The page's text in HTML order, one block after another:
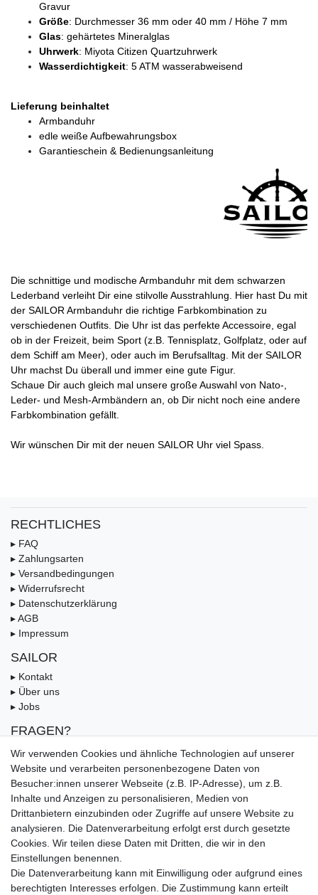
Gravur
Größe: Durchmesser 36 mm oder 40 mm / Höhe 7 mm
Glas: gehärtetes Mineralglas
Uhrwerk: Miyota Citizen Quartzuhrwerk
Wasserdichtigkeit: 5 ATM wasserabweisend
Lieferung beinhaltet
Armbanduhr
edle weiße Aufbewahrungsbox
Garantieschein & Bedienungsanleitung
Die schnittige und modische Armbanduhr mit dem schwarzen
Lederband verleiht Dir eine stilvolle Ausstrahlung. Hier hast Du mit
der SAILOR Armbanduhr die richtige Farbkombination zu
verschiedenen Outfits. Die Uhr ist das perfekte Accessoire, egal
ob in der Freizeit, beim Sport (z.B. Tennisplatz, Golfplatz, oder auf
dem Schiff am Meer), oder auch im Berufsalltag. Mit der SAILOR
Uhr machst Du überall und immer eine gute Figur.
Schaue Dir auch gleich mal unsere große Auswahl von Nato-,
Leder- und Mesh-Armbändern an, ob Dir nicht noch eine andere
Farbkombination gefällt.
Wir wünschen Dir mit der neuen SAILOR Uhr viel Spass.
RECHTLICHES
▸ FAQ
▸ Zahlungsarten
▸ Versandbedingungen
▸ Widerrufsrecht
▸ Datenschutzerklärung
▸ AGB
▸ Impressum
SAILOR
▸ Kontakt
▸ Über uns
▸ Jobs
FRAGEN?
▸ FAQ
▸ Zahlungsarten
▸ Versandbedingungen
▸ Gutschein
UNSERE ZAHLUNGSMÖGLICKEITEN
Wir verwenden Cookies und ähnliche Technologien auf unserer
Website und verarbeiten personenbezogene Daten von
Besucher:innen unserer Webseite (z.B. IP-Adresse), um z.B.
Inhalte und Anzeigen zu personalisieren, Medien von
Drittanbietern einzubinden oder Zugriffe auf unsere Website zu
analysieren. Die Datenverarbeitung erfolgt erst durch gesetzte
Cookies. Wir teilen diese Daten mit Dritten, die wir in den
Einstellungen benennen.
Die Datenverarbeitung kann mit Einwilligung oder aufgrund eines
berechtigten Interesses erfolgen. Die Zustimmung kann erteilt